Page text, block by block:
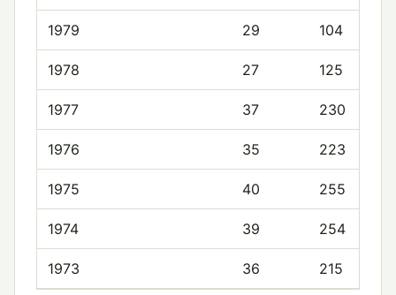
1979 29 104
1978 27 125
1977 37 230
1976 35 223
1975 40 255
1974 39 254
1973 36 215